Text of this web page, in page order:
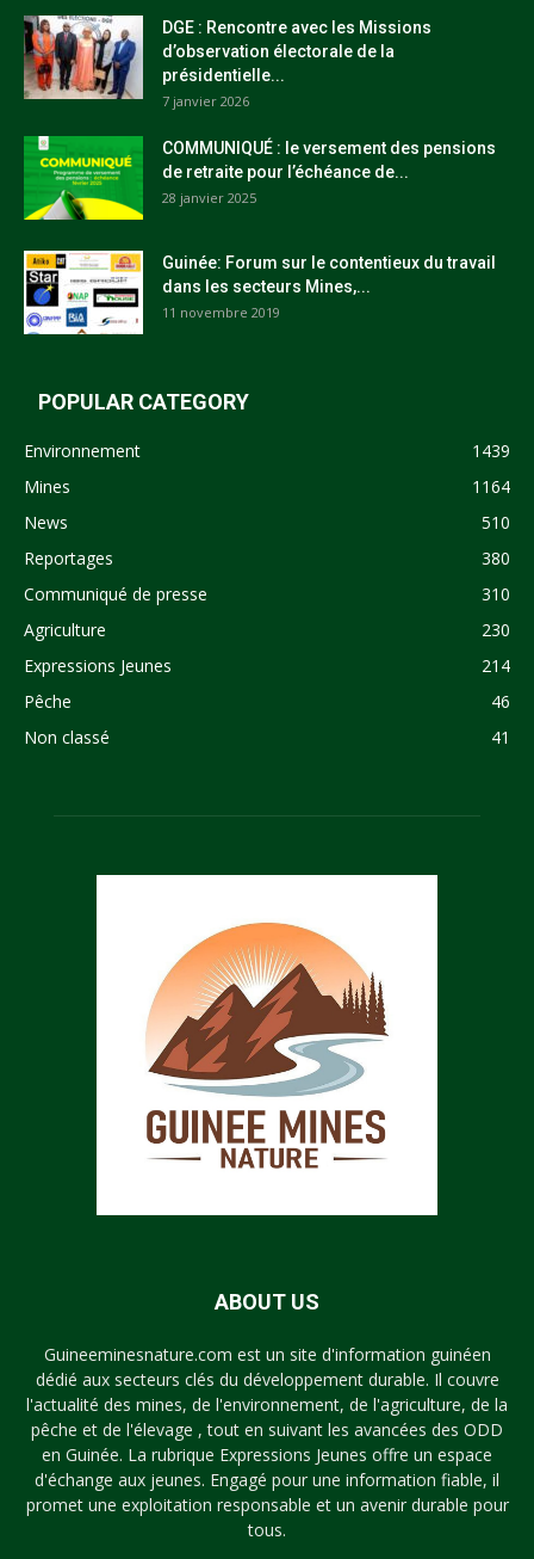
DGE : Rencontre avec les Missions
d’observation électorale de la
présidentielle...
7 janvier 2026
COMMUNIQUÉ : le versement des pensions
de retraite pour l’échéance de...
28 janvier 2025
Guinée: Forum sur le contentieux du travail
dans les secteurs Mines,...
11 novembre 2019
POPULAR CATEGORY
Environnement
1439
Mines
1164
News
510
Reportages
380
Communiqué de presse
310
Agriculture
230
Expressions Jeunes
214
Pêche
46
Non classé
41
ABOUT US
Guineeminesnature.com est un site d'information guinéen
dédié aux secteurs clés du développement durable. Il couvre
l'actualité des mines, de l'environnement, de l'agriculture, de la
pêche et de l'élevage , tout en suivant les avancées des ODD
en Guinée. La rubrique Expressions Jeunes offre un espace
d'échange aux jeunes. Engagé pour une information fiable, il
promet une exploitation responsable et un avenir durable pour
tous.